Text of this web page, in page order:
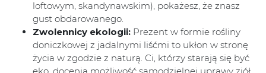
loftowym, skandynawskim), pokażesz, że znasz
gust obdarowanego.
Zwolennicy ekologii: Prezent w formie rośliny
doniczkowej z jadalnymi liśćmi to ukłon w stronę
życia w zgodzie z naturą. Ci, którzy starają się być